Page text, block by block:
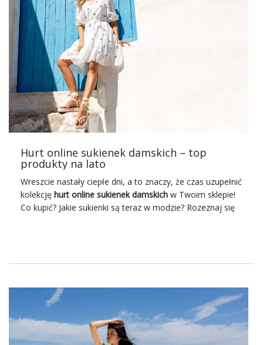
Hurt online sukienek damskich – top
produkty na lato
Wreszcie nastały ciepłe dni, a to znaczy, że czas uzupełnić
kolekcję hurt online sukienek damskich w Twoim sklepie!
Co kupić? Jakie sukienki są teraz w modzie? Rozeznaj się
Damskie sukienki na lato w hurcie
– które wybrać?